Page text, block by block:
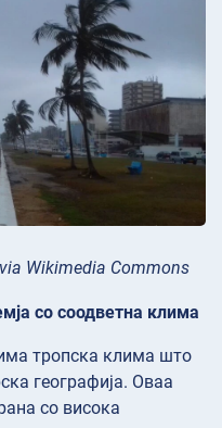
Wikimedia Commons
со соодветна клима
тропска клима што
географија. Оваа
со висока